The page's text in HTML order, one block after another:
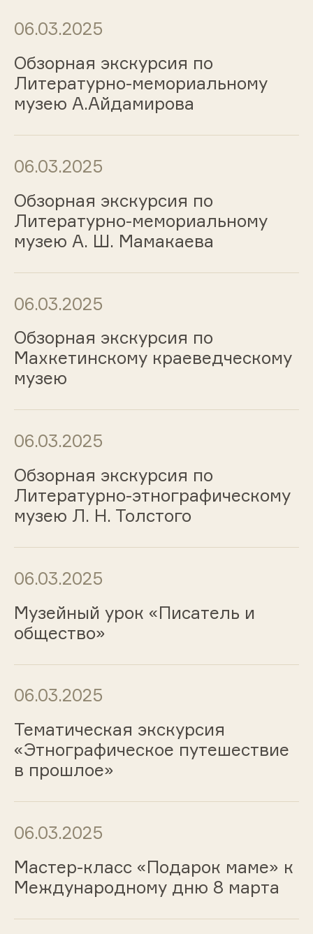
06.03.2025
Обзорная экскурсия по
Литературно-мемориальному
музею А.Айдамирова
06.03.2025
Обзорная экскурсия по
Литературно-мемориальному
музею А. Ш. Мамакаева
06.03.2025
Обзорная экскурсия по
Махкетинскому краеведческому
музею
06.03.2025
Обзорная экскурсия по
Литературно-этнографическому
музею Л. Н. Толстого
06.03.2025
Музейный урок «Писатель и
общество»
06.03.2025
Тематическая экскурсия
«Этнографическое путешествие
в прошлое»
06.03.2025
Мастер-класс «Подарок маме» к
Международному дню 8 марта